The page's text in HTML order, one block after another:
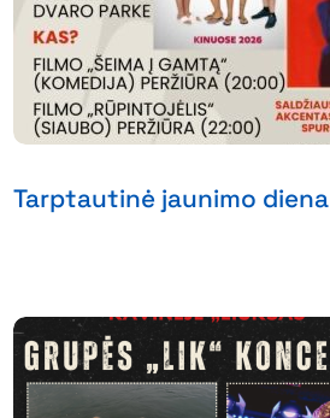
Tarptautinė jaunimo diena